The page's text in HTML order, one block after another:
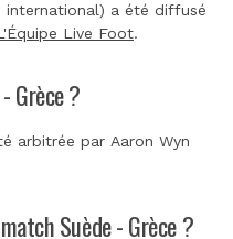
international) a été diffusé
Live Foot.
Grèce ?
arbitrée par Aaron Wyn
Suède - Grèce ?